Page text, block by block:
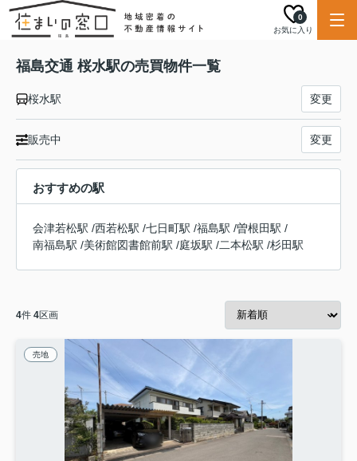
お気に入り
0
福島交通 桜水駅の売買物件一覧
桜水駅 変更
販売中 変更
おすすめの駅
会津若松駅 /西若松駅 /七日町駅 /福島駅 /曽根田駅 /
南福島駅 /美術館図書館前駅 /庭坂駅 /二本松駅 /杉田駅
4件 4区画
売地